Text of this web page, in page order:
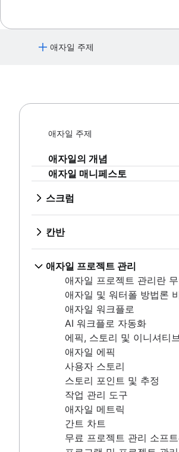
제품 운영
제품 포트폴리오 관리
AI 제품 관리
제품 제공 타임라인
제품 계획
제품 제공 이벤트
제품 운영 모델
제품 설계
Product-led growth
Story mapping
Jira의 번다운 차트
애자일 주제
스크럼
스프린트
스프린트 계획
애자일 세레모니
제품 백로그
스프린트 검토
스탠드업
스크럼 마스터
애자일 회고
스크럼 역할
스크럼의 스크럼
애자일 스크럼 아티팩트
스크럼 메트릭
Jira 및 Confluence의 스크럼
애자일과 스크럼 비교
백로그 세분화
스크럼 마스터와 프로젝트 매니저
칸반이란 무엇입니까?
칸반 보드
칸반 및 스크럼 비교
Kanplan
칸반 카드
애자일 프로젝트 관리
애자일 프로젝트 관리란 무엇입니
AI 워크플로 자동화
에픽, 스토리 및 이니셔티브
애자일 에픽
사용자 스토리
스토리 포인트 및 추정
작업 관리 도구
애자일 메트릭
간트 차트
무료 프로젝트 관리 소프트웨어
프로그램 및 프로젝트 관리 비교
프로젝트 기준선
지속적 개선
린 원칙: DevOps 효율성 향상
스크럼의 핵심 요소
스크럼 보드
애자일 주제
애자일의 개념
애자일 매니페스토
스크럼
스크럼이란?
제품 백로그
스프린트 검토
스탠드업
스크럼 마스터
애자일 회고
분산된 스크럼
스크럼 역할
스크럼의 스크럼
애자일 스크럼 아티팩트
스크럼 메트릭
Jira 및 Confluence의 스크
애자일과 스크럼 비교
백로그 세분화
칸반
칸반이란 무엇입니까?
칸반 보드
WIP 제한
칸반 및 스크럼 비교
Kanplan
칸반 카드
애자일 프로젝트 관리
애자일 프로젝트 관리란
애자일 및 워터폴 방법론
애자일 워크플로
AI 워크플로 자동화
에픽, 스토리 및 이니셔티
애자일 에픽
사용자 스토리
스토리 포인트 및 추정
작업 관리 도구
애자일 메트릭
간트 차트
무료 프로젝트 관리 소프